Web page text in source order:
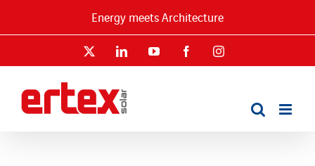
Energy meets Architecture
LinkedInYouTube FacebookInstagram